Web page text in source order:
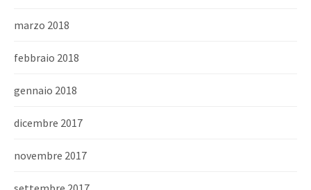
marzo 2018
febbraio 2018
gennaio 2018
dicembre 2017
novembre 2017